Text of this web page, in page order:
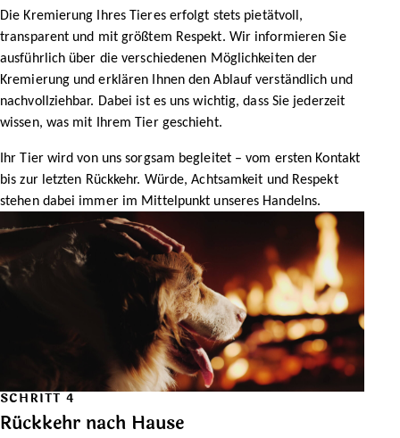
Die Kremierung Ihres Tieres erfolgt stets pietätvoll,
transparent und mit größtem Respekt. Wir informieren Sie
ausführlich über die verschiedenen Möglichkeiten der
Kremierung und erklären Ihnen den Ablauf verständlich und
nachvollziehbar. Dabei ist es uns wichtig, dass Sie jederzeit
wissen, was mit Ihrem Tier geschieht.
Ihr Tier wird von uns sorgsam begleitet – vom ersten Kontakt
bis zur letzten Rückkehr. Würde, Achtsamkeit und Respekt
stehen dabei immer im Mittelpunkt unseres Handelns.
SCHRITT 4
Rückkehr nach Hause